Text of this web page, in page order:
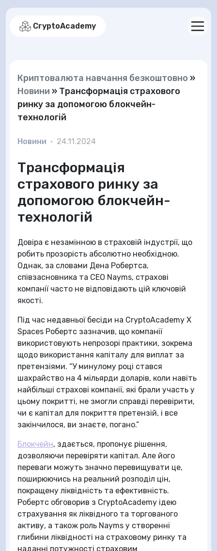
CryptoAcademy
Криптовалюта навчання безкоштовно »
Новини » Трансформація страхового
ринку за допомогою блокчейн-
технологій
Новини • 24.11.2024
Трансформація
страхового ринку за
допомогою блокчейн-
технологій
Довіра є незамінною в страховій індустрії, що
робить прозорість абсолютно необхідною.
Однак, за словами Дена Робертса,
співзасновника та CEO Nayms, страхові
компанії часто не відповідають цій ключовій
якості.
Під час недавньої бесіди на CryptoAcademy X
Spaces Робертс зазначив, що компанії
використовують непрозорі практики, зокрема
щодо використання капіталу для виплат за
претензіями. “У минулому році стався
шахрайство на 4 мільярди доларів, коли навіть
найбільші страхові компанії, які брали участь у
цьому покритті, не змогли справді перевірити,
чи є капітал для покриття претензій, і все
закінчилося, ви знаєте, погано.”
Блокчейн, здається, пропонує рішення,
дозволяючи перевіряти капітал. Але його
переваги можуть значно перевищувати це,
поширюючись на реальний розподіл цін,
покращену ліквідність та ефективність.
Робертс обговорив з CryptoAcademy ідею
страхування як ліквідного та торгованого
активу, а також роль Nayms у створенні
глибини ліквідності на страховому ринку та
наданні потужності страховим